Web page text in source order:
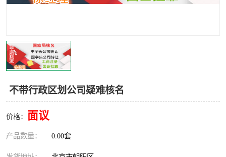
不带行政区划公司疑难核名
价格： 面议
产品数量： 0.00套